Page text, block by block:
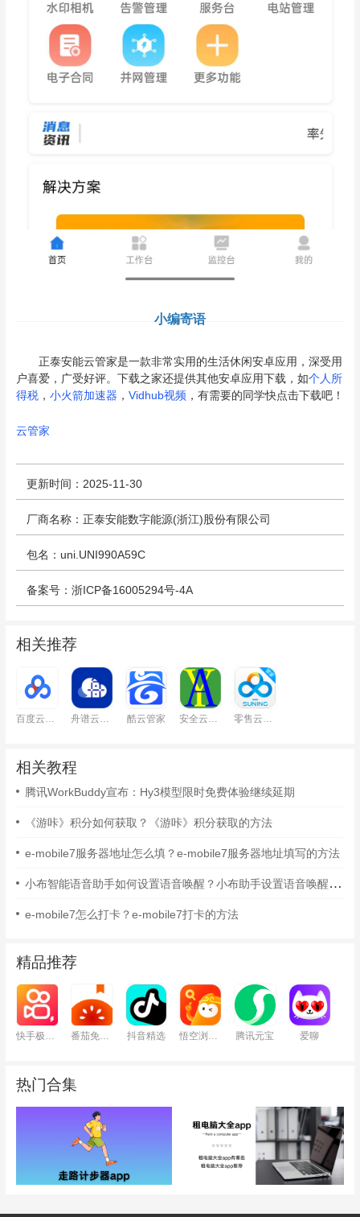
小编寄语
正泰安能云管家是一款非常实用的生活休闲安卓应用，深受用
户喜爱，广受好评。下载之家还提供其他安卓应用下载，如个人所
得税， 小火箭加速器 ， Vidhub视频，有需要的同学快点击下载吧！
云管家
更新时间：2025-11-30
厂商名称：正泰安能数字能源(浙江)股份有限公司
包名：uni.UNI990A59C
备案号：浙ICP备16005294号-4A
相关推荐
百度云管家 舟谱云管家 酷云管家 安全云管家 零售云管家
相关教程
腾讯WorkBuddy宣布：Hy3模型限时免费体验继续延期
《游咔》积分如何获取？《游咔》积分获取的方法
e-mobile7服务器地址怎么填？e-mobile7服务器地址填写的方法
小布智能语音助手如何设置语音唤醒？小布助手设置语音唤醒的方法
e-mobile7怎么打卡？e-mobile7打卡的方法
精品推荐
快手极速版 番茄免费小说 抖音精选 悟空浏览器 腾讯元宝 爱聊
热门合集